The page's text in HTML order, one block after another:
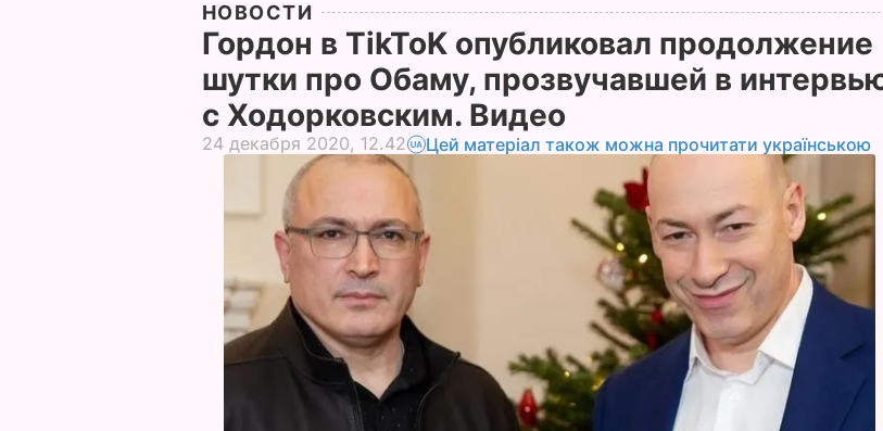
НОВОСТИ
Гордон в TikToK опубликовал продолжение
шутки про Обаму, прозвучавшей в
с Ходорковским. Видео
24 декабря 2020, 12.42 Цей матеріал також можна прочитати українською